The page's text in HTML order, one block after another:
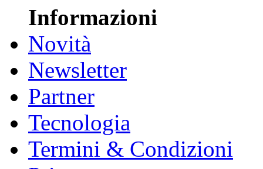
Informazioni
Novità
Newsletter
Partner
Tecnologia
Termini & Condizioni